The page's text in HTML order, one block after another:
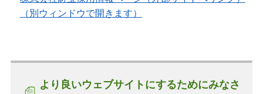
（別ウィンドウで開きます）
より良いウェブサイトにするためにみなさ